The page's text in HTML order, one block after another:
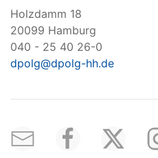
Holzdamm 18
20099 Hamburg
040 - 25 40 26-0
dpolg@dpolg-hh.de